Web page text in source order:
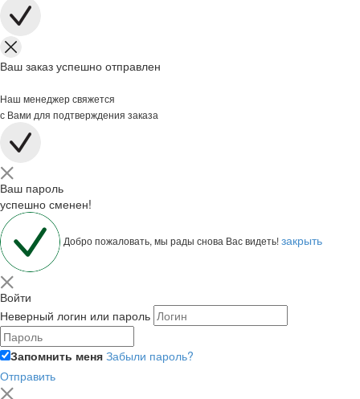
Ваш заказ успешно отправлен
Наш менеджер свяжется
с Вами для подтверждения заказа
Ваш пароль
успешно сменен!
Добро пожаловать, мы рады снова Вас видеть!закрыть
Войти
Неверный логин или пароль
Запомнить меня Забыли пароль?
Отправить